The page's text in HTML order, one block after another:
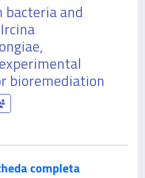
bacteria and
bioremediation
completa